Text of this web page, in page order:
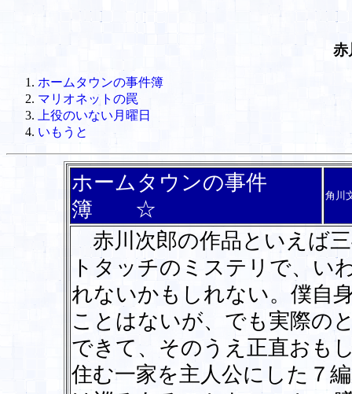
赤
ホームタウンの事件簿
マリオネットの罠
上役のいない月曜日
いもうと
ホームタウンの事件
簿 ☆
角川
赤川次郎の作品といえば
トタッチのミステリで、い
れないかもしれない。僕自
ことはないが、でも実際の
できて、そのうえ正直おも
住む一家を主人公にした７